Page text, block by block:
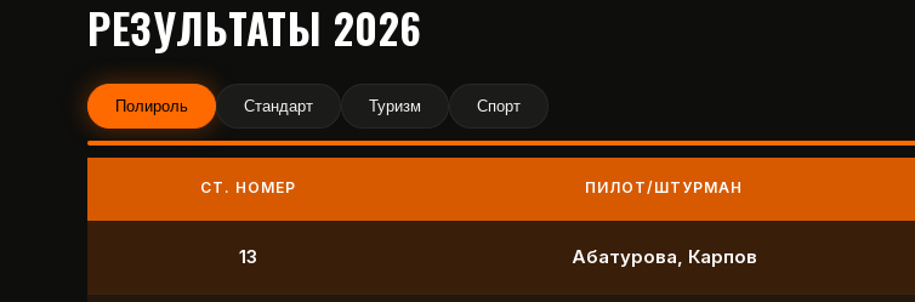
РЕЗУЛЬТАТЫ 2026
Полироль Стандарт Туризм Спорт
СТ. НОМЕР ПИЛОТ/ШТУРМАН
9 Маслов, Ходько